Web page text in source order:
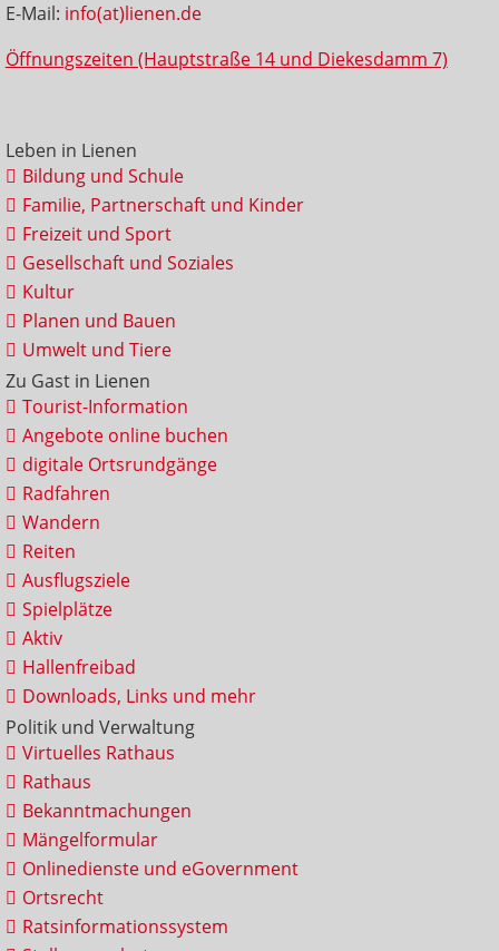
E-Mail: info(at)lienen.de
Öffnungszeiten (Hauptstraße 14 und Diekesdamm 7)
Leben in Lienen
Bildung und Schule
Familie, Partnerschaft und Kinder
Freizeit und Sport
Gesellschaft und Soziales
Kultur
Planen und Bauen
Umwelt und Tiere
Zu Gast in Lienen
Tourist-Information
Angebote online buchen
digitale Ortsrundgänge
Radfahren
Wandern
Reiten
Ausflugsziele
Spielplätze
Aktiv
Hallenfreibad
Downloads, Links und mehr
Politik und Verwaltung
Virtuelles Rathaus
Rathaus
Bekanntmachungen
Mängelformular
Onlinedienste und eGovernment
Ortsrecht
Ratsinformationssystem